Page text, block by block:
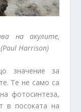
на акулите,
Paul Harrison)
значение за
Те не само са
фотосинтеза,
в посоката на